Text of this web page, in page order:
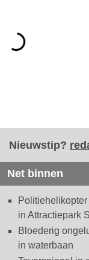
Nieuwstip?
Net binnen
in Attractiepark
Bloederig
in waterbaan